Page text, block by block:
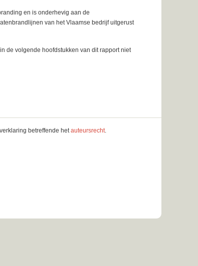
en is onderhevig aan de
van het Vlaamse bedrijf uitgerust
de volgende hoofdstukken van dit rapport niet
betreffende hetauteursrecht.